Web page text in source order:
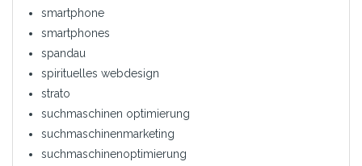
smartphone
smartphones
spandau
spirituelles webdesign
strato
suchmaschinen optimierung
suchmaschinenmarketing
suchmaschinenoptimierung